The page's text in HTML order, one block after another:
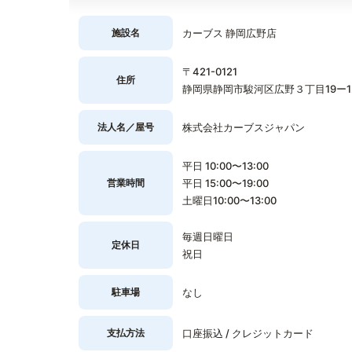
施設名 カーブス 静岡広野店
住所
〒421-0121
静岡県静岡市駿河区広野３丁目19ー
法人名／屋号 株式会社カーブスジャパン
営業時間
平日 10:00〜13:00
平日 15:00〜19:00
土曜日10:00〜13:00
定休日
毎週日曜日
祝日
駐車場 なし
支払方法 口座振込 / クレジットカード